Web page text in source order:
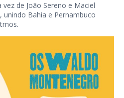
de João Sereno e Maciel
unindo Bahia e Pernambuco